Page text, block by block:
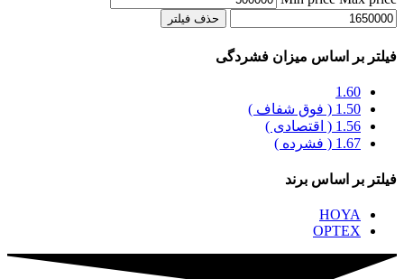
حذف فیلتر
فیلتر بر اساس میزان فشردگی
1.60
1.50 ( فوق شفاف )
1.56 ( اقتصادی )
1.67 ( فشرده )
فیلتر بر اساس برند
HOYA
OPTEX